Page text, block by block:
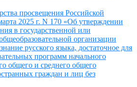
просвещения Российской
2025 г. N 170 «Об утверждении
в государственной или
организации
русского языка, достаточное для
программ начального
общего и среднего общего
граждан и лиц без